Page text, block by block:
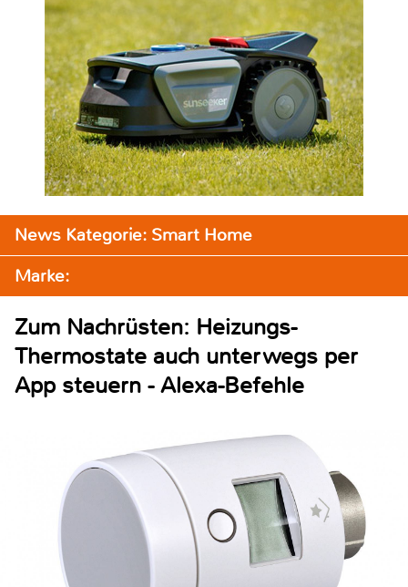
News Kategorie: Smart Home
Marke:
Zum Nachrüsten: Heizungs-
Thermostate auch unterwegs per
App steuern - Alexa-Befehle